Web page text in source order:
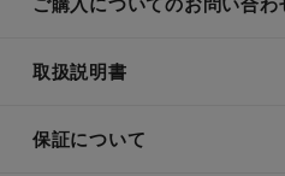
ご購入についてのお問い合わ
取扱説明書
保証について